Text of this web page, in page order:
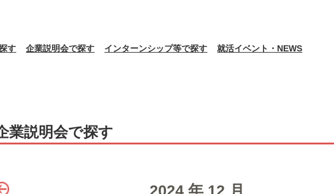
す 企業説明会で探す インターンシップ等で探す 就活イベント・NEWS
業説明会で探す
2024 年 12 月